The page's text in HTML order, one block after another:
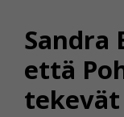
Sandra
että